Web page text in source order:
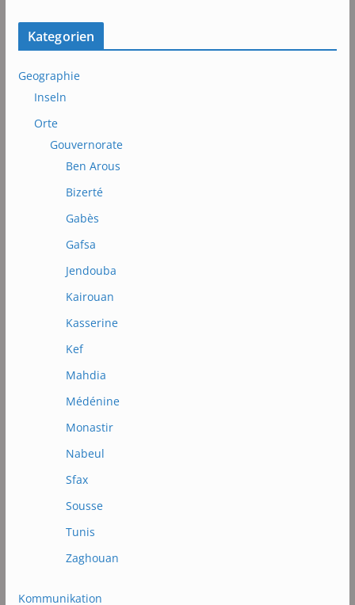
Kategorien
Geographie
Inseln
Orte
Gouvernorate
Ben Arous
Bizerté
Gabès
Gafsa
Jendouba
Kairouan
Kasserine
Kef
Mahdia
Médénine
Monastir
Nabeul
Sfax
Sousse
Tunis
Zaghouan
Kommunikation